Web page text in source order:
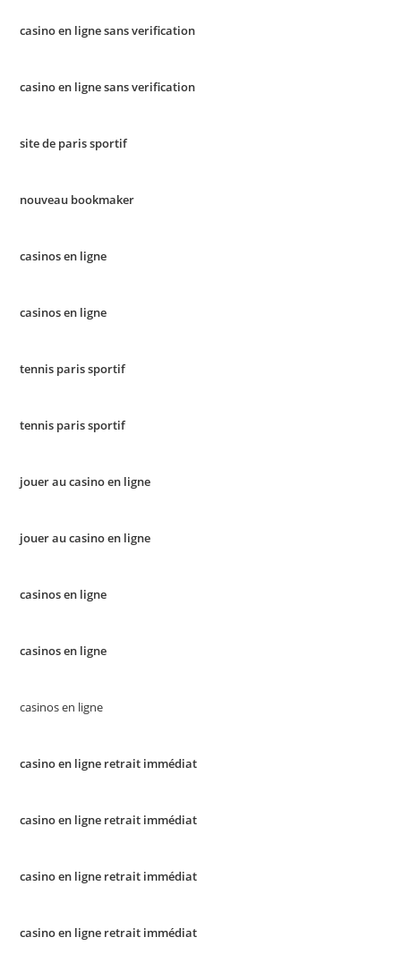
casino en ligne sans verification
casino en ligne sans verification
site de paris sportif
nouveau bookmaker
casinos en ligne
casinos en ligne
tennis paris sportif
tennis paris sportif
jouer au casino en ligne
jouer au casino en ligne
casinos en ligne
casinos en ligne
casinos en ligne
casino en ligne retrait immédiat
casino en ligne retrait immédiat
casino en ligne retrait immédiat
casino en ligne retrait immédiat